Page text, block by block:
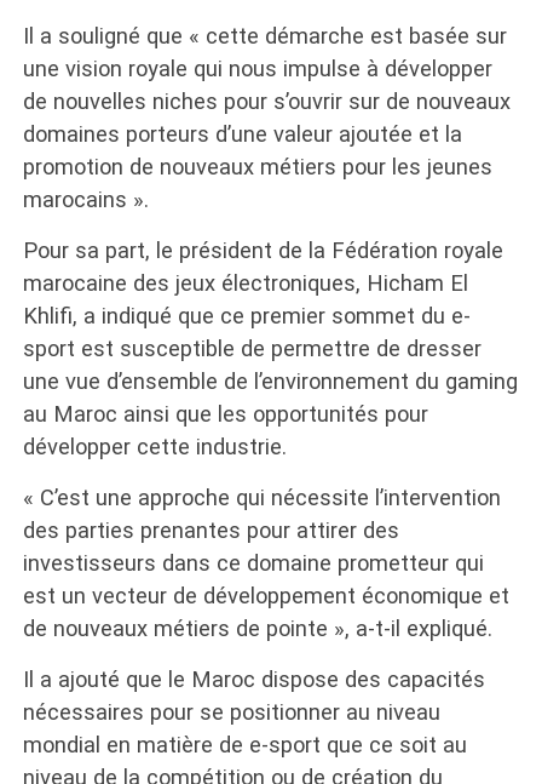
Il a souligné que « cette démarche est basée sur
une vision royale qui nous impulse à développer
de nouvelles niches pour s’ouvrir sur de nouveaux
domaines porteurs d’une valeur ajoutée et la
promotion de nouveaux métiers pour les jeunes
marocains ».
Pour sa part, le président de la Fédération royale
marocaine des jeux électroniques, Hicham El
Khlifi, a indiqué que ce premier sommet du e-
sport est susceptible de permettre de dresser
une vue d’ensemble de l’environnement du gaming
au Maroc ainsi que les opportunités pour
développer cette industrie.
« C’est une approche qui nécessite l’intervention
des parties prenantes pour attirer des
investisseurs dans ce domaine prometteur qui
est un vecteur de développement économique et
de nouveaux métiers de pointe », a-t-il expliqué.
Il a ajouté que le Maroc dispose des capacités
nécessaires pour se positionner au niveau
mondial en matière de e-sport que ce soit au
niveau de la compétition ou de création du